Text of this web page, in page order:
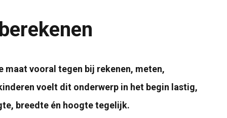
maat vooral tegen bij rekenen, meten,
voelt dit onderwerp in het begin lastig,
breedte én hoogte tegelijk.